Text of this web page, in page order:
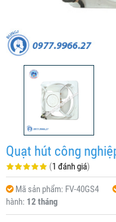
Quạt hút công
(1 đánh giá)
Mã sản phẩm: FV-40GS4
hành: 12 tháng